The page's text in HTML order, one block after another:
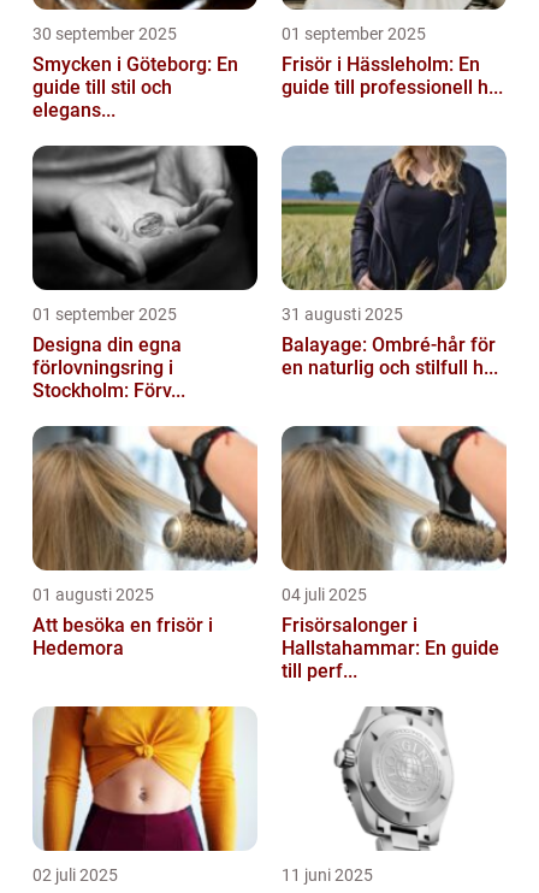
30 september 2025
Smycken i Göteborg: En
guide till stil och
elegans...
01 september 2025
Frisör i Hässleholm: En
guide till professionell h...
01 september 2025
Designa din egna
förlovningsring i
Stockholm: Förv...
31 augusti 2025
Balayage: Ombré-hår för
en naturlig och stilfull h...
01 augusti 2025
Att besöka en frisör i
Hedemora
04 juli 2025
Frisörsalonger i
Hallstahammar: En guide
till perf...
02 juli 2025 11 juni 2025